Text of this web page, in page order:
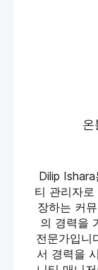
온
Dilip
티 관리자
장하는 커
의 경력을
전문가입니
서 경력을